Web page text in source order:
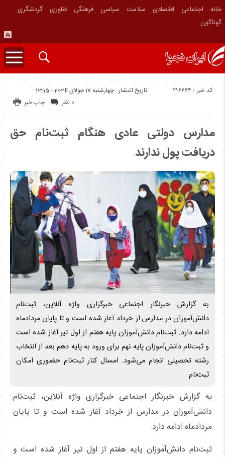
خانه اجتماعی اقتصادی سلامت سیاسی فرهنگی فناوری
گردشگری
گوناگون
تاریخ انتشار : چهارشنبه 17 جولای 2024 - 13:15 کد خبر : 216464
چاپ خبر 0 نظر
مدارس دولتی عادی هنگام ثبت‌نام حق
دریافت پول ندارند
به گزارش خبرنگار اجتماعی خبرگزاری واژه آنلاین، ثبت‌نام
دانش‌‌‌آموزان در مدارس از خرداد آغاز شده است و تا پایان مردادماه
ادامه دارد. ثبت‌نام دانش‌آموزان پایه هفتم از اول تیر آغاز شده است
و ثبت‌نام دانش‌آموزان پایه نهم برای ورود به پایه دهم بعد از انتخاب
رشته تحصیلی انجام می‌شود. امسال کنار ثبت‌نام حضوری امکان
ثبت‌نام
به گزارش خبرنگار اجتماعی خبرگزاری واژه آنلاین، ثبت‌نام
دانش‌‌‌آموزان در مدارس از خرداد آغاز شده است و تا پایان
مردادماه ادامه دارد.
ثبت‌نام دانش‌آموزان پایه هفتم از اول تیر آغاز شده است و